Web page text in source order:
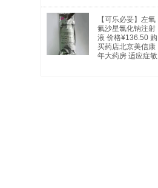
发作；复杂部分性
发作；部分继发全
身性发作。躁狂
症：用于治疗与双
相情感障碍相关的
躁狂发作。
药 实体瘤
【可乐必妥】左氧
氟沙星氯化钠注射
液 价格¥136.50 购
买药店北京美信康
年大药房 适应症敏